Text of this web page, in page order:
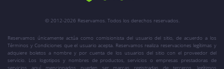
© 2012-2026 Reservamos. Todos los derechos reservados.
Reservamos únicamente actúa como comisionista del usuario del sitio, de acuerdo a los
Términos y Condiciones que el usuario acepta. Reservamos realiza reservaciones legítimas y
adquiere boletos a nombre y por cuenta de los usuarios del sitio con el proveedor del
servicio. Los logotipos y nombres de productos, servicios o empresas prestadoras de